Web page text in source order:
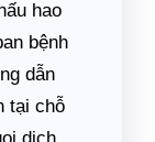
hao
bệnh
dẫn
tại chỗ